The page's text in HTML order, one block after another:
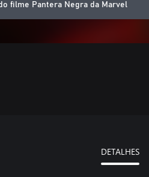
filme Pantera Negra da Marvel
DETALHES